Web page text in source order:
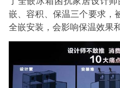
嵌、容积、保温三个要求，
全嵌安装，会影响保温效果